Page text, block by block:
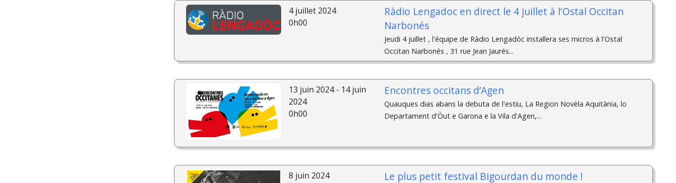
4 juillet 2024
0h00
Ràdio Lengadoc en direct le 4 juillet à l'Ostal Occitan
Narbonés
Jeudi 4 juillet , l'équipe de Ràdio Lengadòc installera ses micros à l'Ostal
Occitan Narbonés , 31 rue Jean Jaurés...
13 juin 2024 - 14 juin
2024
0h00
Encontres occitans d’Agen
Quauques dias abans la debuta de l'estiu, La Region Novèla Aquitània, lo
Departament d'Òut e Garona e la Vila d'Agen,...
8 juin 2024
Le plus petit festival Bigourdan du monde !